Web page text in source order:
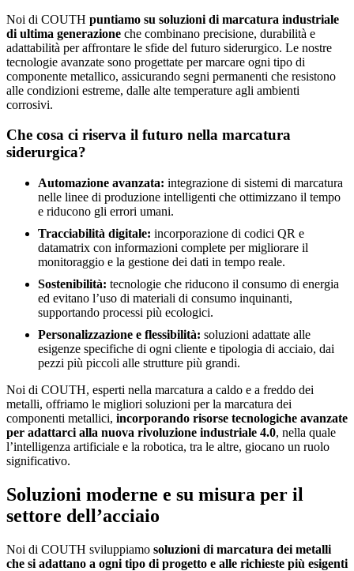
Noi di COUTH puntiamo su soluzioni di marcatura industriale
di ultima generazione che combinano precisione, durabilità e
adattabilità per affrontare le sfide del futuro siderurgico. Le nostre
tecnologie avanzate sono progettate per marcare ogni tipo di
componente metallico, assicurando segni permanenti che resistono
alle condizioni estreme, dalle alte temperature agli ambienti
corrosivi.
Che cosa ci riserva il futuro nella marcatura
siderurgica?
Automazione avanzata: integrazione di sistemi di marcatura
nelle linee di produzione intelligenti che ottimizzano il tempo
e riducono gli errori umani.
Tracciabilità digitale: incorporazione di codici QR e
datamatrix con informazioni complete per migliorare il
monitoraggio e la gestione dei dati in tempo reale.
Sostenibilità: tecnologie che riducono il consumo di energia
ed evitano l’uso di materiali di consumo inquinanti,
supportando processi più ecologici.
Personalizzazione e flessibilità: soluzioni adattate alle
esigenze specifiche di ogni cliente e tipologia di acciaio, dai
pezzi più piccoli alle strutture più grandi.
Noi di COUTH, esperti nella marcatura a caldo e a freddo dei
metalli, offriamo le migliori soluzioni per la marcatura dei
componenti metallici, incorporando risorse tecnologiche avanzate
per adattarci alla nuova rivoluzione industriale 4.0, nella quale
l’intelligenza artificiale e la robotica, tra le altre, giocano un ruolo
significativo.
Soluzioni moderne e su misura per il
settore dell’acciaio
Noi di COUTH sviluppiamo soluzioni di marcatura dei metalli
che si adattano a ogni tipo di progetto e alle richieste più esigenti